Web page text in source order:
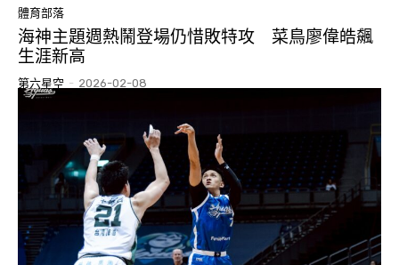
體育部落
海神主題週熱鬧登場仍惜敗特攻 菜鳥廖偉皓飆
生涯新高
第六星空 - 2026-02-08